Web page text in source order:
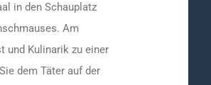
in den Schauplatz
Am
und Kulinarik zu einer
dem Täter auf der